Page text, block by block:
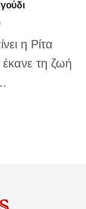
η Ρίτα
έκανε τη ζωή